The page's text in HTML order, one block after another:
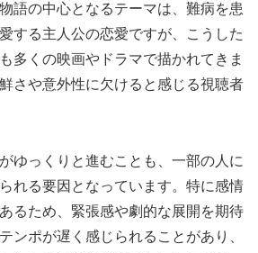
語の中心となるテーマは、難病を患
する主人公の恋愛ですが、こうした
多くの映画やドラマで描かれてきま
さや意外性に欠けると感じる視聴者
ゆっくりと進むことも、一部の人に
れる要因となっています。特に感情
るため、緊張感や劇的な展開を期待
ンポが遅く感じられることがあり、